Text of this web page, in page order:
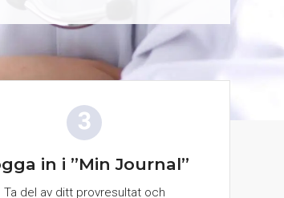
in i ”Min Journal”
Ta del av ditt provresultat och